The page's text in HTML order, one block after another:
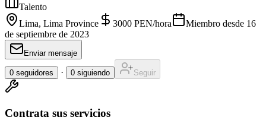
Talento
Lima, Lima Province
3000 PEN/hora Miembro desde 16
de septiembre de 2023
Enviar mensaje
0 seguidores · 0 siguiendo Seguir
Contrata sus servicios